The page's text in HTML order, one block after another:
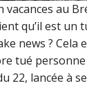
vacances au
qu’il est un
news ? Cela
tué
22, lancée à